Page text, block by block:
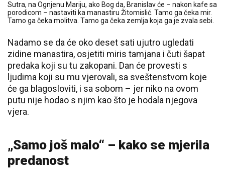
Sutra, na Ognjenu Mariju, ako Bog da, Branislav će – nakon kafe sa
porodicom – nastaviti ka manastiru Žitomislić. Tamo ga čeka mir.
Tamo ga čeka molitva. Tamo ga čeka zemlja koja ga je zvala sebi.
Nadamo se da će oko deset sati ujutro ugledati
zidine manastira, osjetiti miris tamjana i čuti šapat
predaka koji su tu zakopani. Dan će provesti s
ljudima koji su mu vjerovali, sa sveštenstvom koje
će ga blagosloviti, i sa sobom – jer niko na ovom
putu nije hodao s njim kao što je hodala njegova
vjera.
„Samo još malo“ – kako se mjerila
predanost